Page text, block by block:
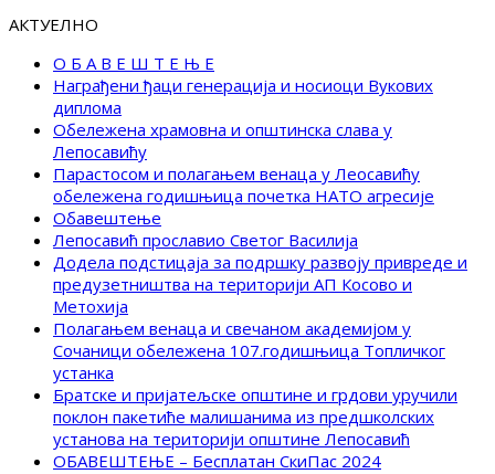
АКТУЕЛНО
О Б А В Е Ш Т Е Њ Е
Награђени ђаци генерација и носиоци Вукових
диплома
Обележена храмовна и општинска слава у
Лепосавићу
Парастосом и полагањем венаца у Леосавићу
обележена годишњица почетка НАТО агресије
Обавештење
Лепосавић прославио Светог Василија
Додела подстицаја за подршку развоју привреде и
предузетништва на територији АП Косово и
Метохија
Полагањем венаца и свечаном академијом у
Сочаници обележена 107.годишњица Топличког
устанка
Братске и пријатељске општине и грдови уручили
поклон пакетиће малишанима из предшколских
установа на територији општине Лепосавић
ОБАВЕШТЕЊЕ – Бесплатан СкиПас 2024